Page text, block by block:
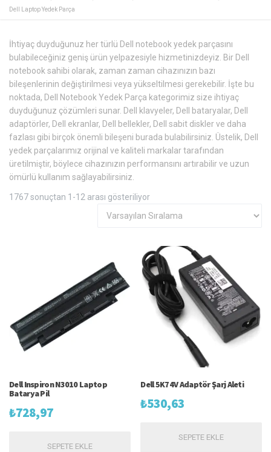
Dell Laptop Yedek Parça
İhtiyaç duyduğunuz her türlü Dell notebook yedek parçasını
bulabileceğiniz geniş ürün yelpazesiyle hizmetinizdeyiz. Bir Dell
notebook sahibi olarak, zaman zaman cihazınızın bazı
bileşenlerinin değiştirilmesi veya yükseltilmesi gerekebilir. İşte bu
noktada, Dell Notebook Yedek Parça kategorimiz size ihtiyaç
duyduğunuz çözümleri sunar. Dell klavyeler, Dell bataryalar, Dell
adaptörler, Dell ekranlar, Dell bellekler, Dell sabit diskler ve daha
fazlası gibi birçok önemli bileşeni burada bulabilirsiniz. Üstelik, Dell
yedek parçalarımız orijinal ve kaliteli markalar tarafından
üretilmiştir, böylece cihazınızın performansını artırabilir ve uzun
ömürlü kullanım sağlayabilirsiniz.
1767 sonuçtan 1-12 arası gösteriliyor
Dell Inspiron N3010 Laptop
Batarya Pil
₺728,97
SEPETE EKLE
Dell 5K74V Adaptör Şarj Aleti
₺530,63
SEPETE EKLE